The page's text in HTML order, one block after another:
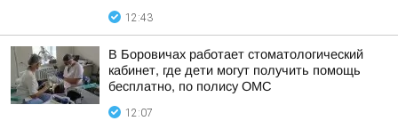
12:43
В Боровичах работает стоматологический
кабинет, где дети могут получить помощь
бесплатно, по полису ОМС
12:07